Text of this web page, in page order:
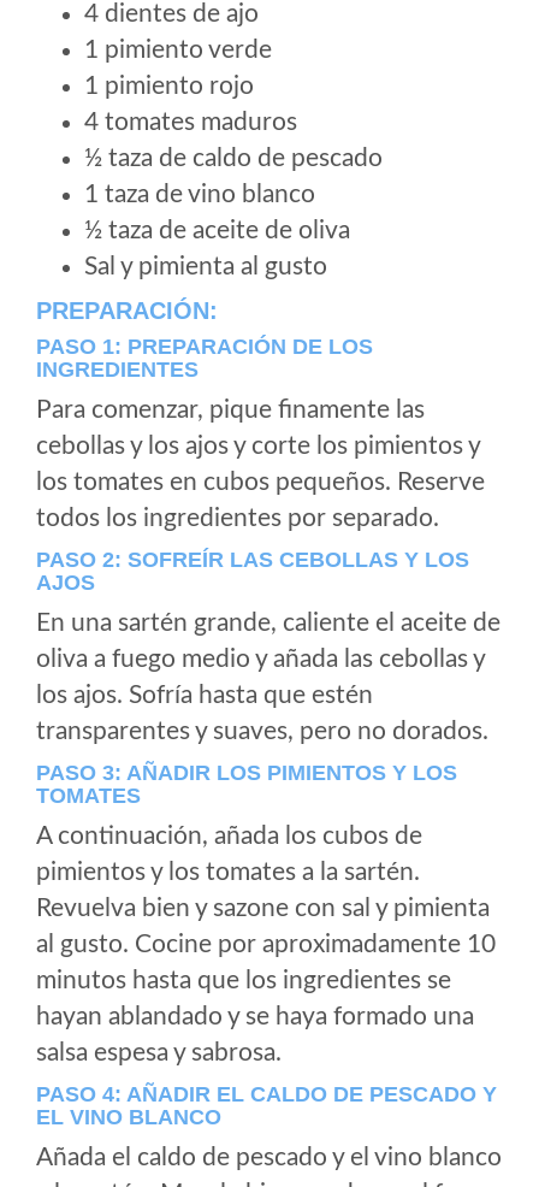
4 dientes de ajo
1 pimiento verde
1 pimiento rojo
4 tomates maduros
½ taza de caldo de pescado
1 taza de vino blanco
½ taza de aceite de oliva
Sal y pimienta al gusto
PREPARACIÓN:
PASO 1: PREPARACIÓN DE LOS
INGREDIENTES
Para comenzar, pique finamente las
cebollas y los ajos y corte los pimientos y
los tomates en cubos pequeños. Reserve
todos los ingredientes por separado.
PASO 2: SOFREÍR LAS CEBOLLAS Y LOS
AJOS
En una sartén grande, caliente el aceite de
oliva a fuego medio y añada las cebollas y
los ajos. Sofría hasta que estén
transparentes y suaves, pero no dorados.
PASO 3: AÑADIR LOS PIMIENTOS Y LOS
TOMATES
A continuación, añada los cubos de
pimientos y los tomates a la sartén.
Revuelva bien y sazone con sal y pimienta
al gusto. Cocine por aproximadamente 10
minutos hasta que los ingredientes se
hayan ablandado y se haya formado una
salsa espesa y sabrosa.
PASO 4: AÑADIR EL CALDO DE PESCADO Y
EL VINO BLANCO
Añada el caldo de pescado y el vino blanco